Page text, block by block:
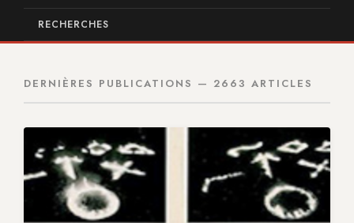
RECHERCHES
DERNIÈRES PUBLICATIONS — 2663 ARTICLES